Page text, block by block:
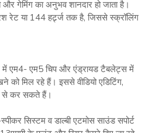
और गेमिंग का अनुभव शानदार हो जाता है।
रेट या 144 हर्ट्र्ज तक है, जिससे स्क्रॉलिंग
में एम4- एम5 चिप और एंड्रायड टैबलेट्स में
मिल रहे हैं। इससे वीडियो एडिटिंग,
से कर सकते हैं।
सिस्टम व डाल्बी एटमोस साउंड सपोर्ट